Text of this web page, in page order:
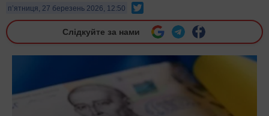
п’ятниця, 27 березень 2026, 12:50
Слідкуйте за нами